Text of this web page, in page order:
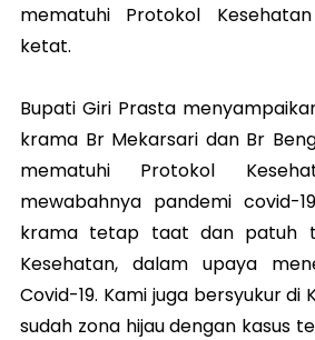
mematuhi Protokol
ketat.
Bupati Giri Prasta
krama Br Mekarsari dan Br
mematuhi Protokol
mewabahnya pandemi covid-
krama tetap taat dan patuh
Kesehatan, dalam upaya
Covid-19. Kami juga bersyukur
sudah zona hijau dengan kasus